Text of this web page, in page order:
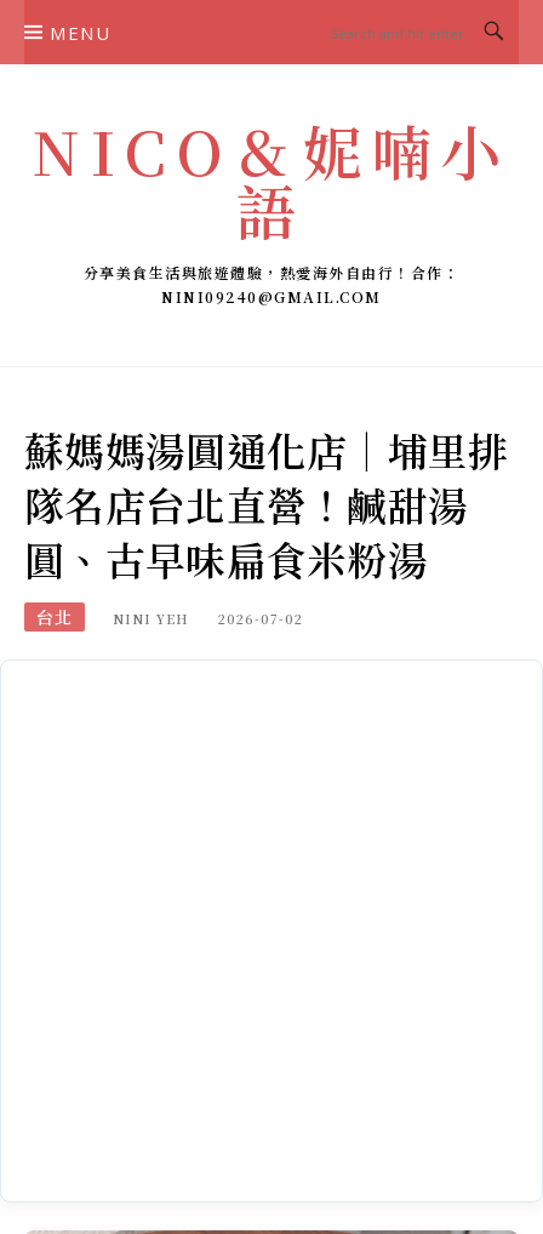
MENU
NICO＆妮喃小
語
分享美食生活與旅遊體驗，熱愛海外自由行！合作：
NINI09240@GMAIL.COM
蘇媽媽湯圓通化店｜埔里排
隊名店台北直營！鹹甜湯
圓、古早味扁食米粉湯
台北 NINI YEH 2026-07-02